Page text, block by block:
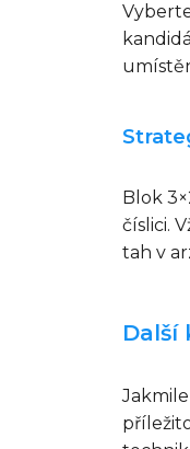
Blok
číslici.
tah v
Další